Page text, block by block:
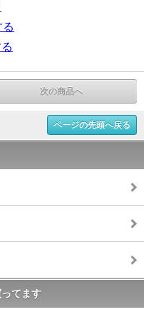
次の商品へ
ページの先頭へ戻る
てます